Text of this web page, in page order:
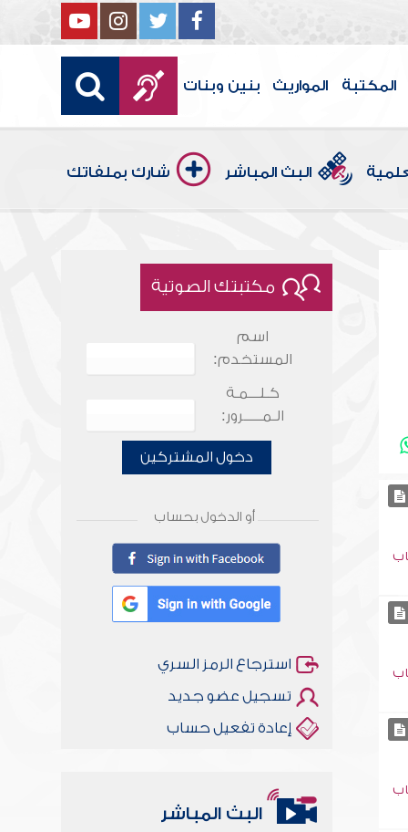
المكتبة المواريث بنين وبنات
البث المباشر شارك بملفاتك
مكتبتك الصوتية
اسم
المستخدم:
كـلـــمـة
الـمـــــرور:
دخول المشتركين
أو الدخول بحساب
استرجاع الرمز السري
تسجيل عضو جديد
إعادة تفعيل حساب
البث المباشر
أخلاقنا أصالة ومعاصرة